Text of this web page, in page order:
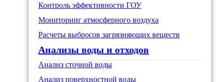
Контроль эффективности ГОУ
Мониторинг атмосферного воздуха
Расчеты выбросов загрязняющих веществ
Анализы воды и отходов
Анализ сточной воды
Анализ поверхностной воды